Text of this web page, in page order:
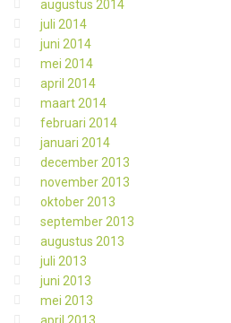
augustus 2014
juli 2014
juni 2014
mei 2014
april 2014
maart 2014
februari 2014
januari 2014
december 2013
november 2013
oktober 2013
september 2013
augustus 2013
juli 2013
juni 2013
mei 2013